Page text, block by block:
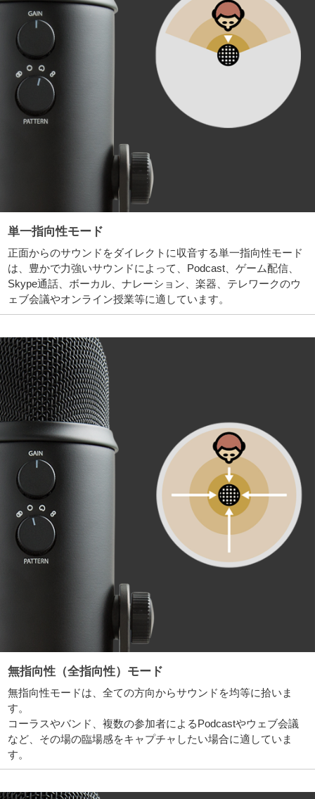
単一指向性モード
正面からのサウンドをダイレクトに収音する単一指向性モード
は、豊かで力強いサウンドによって、Podcast、ゲーム配信、
Skype通話、ボーカル、ナレーション、楽器、テレワークのウ
ェブ会議やオンライン授業等に適しています。
無指向性（全指向性）モード
無指向性モードは、全ての方向からサウンドを均等に拾いま
す。
コーラスやバンド、複数の参加者によるPodcastやウェブ会議
など、その場の臨場感をキャプチャしたい場合に適していま
す。